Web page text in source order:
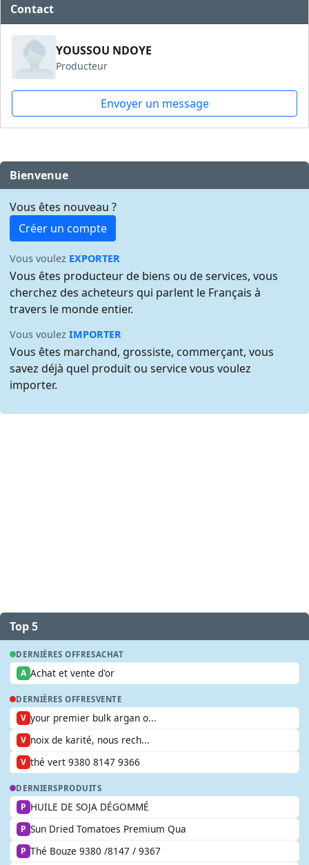
Contact
YOUSSOU NDOYE
Producteur
Envoyer un message
Bienvenue
Vous êtes nouveau ?
Créer un compte
Vous voulez EXPORTER
Vous êtes producteur de biens ou de services, vous
cherchez des acheteurs qui parlent le Français à
travers le monde entier.
Vous voulezIMPORTER
Vous êtes marchand, grossiste, commerçant, vous
savez déjà quel produit ou service vous voulez
importer.
Top 5
DERNIÈRES OFFRESACHAT
A Achat et vente d'or
DERNIÈRES OFFRESVENTE
V your premier bulk argan o...
V noix de karité, nous rech...
V thé vert 9380 8147 9366
DERNIERSPRODUITS
P HUILE DE SOJA DÉGOMMÉ
P Sun Dried Tomatoes Premium Qua
P Thé Bouze 9380 /8147 / 9367